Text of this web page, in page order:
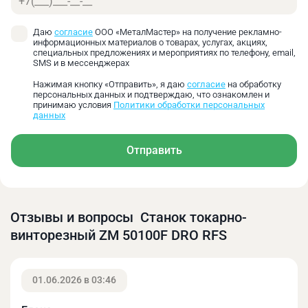
Вылет пиноли задней бабки – 150 мм.
Поперечное смещение составляет ±15 мм
На ходовой винт смонтирован защитный кожух
для защиты от стружки.
Четырехкулачковый патрон диаметром 320 мм с
независимым перемещением кулачков входит в
Каждый станок серии ZM имеет удобную и
понятную таблицу резьб и подач.
неподвижным люнетами. Диапазон подвижного
Даю согласие ООО «МеталМастер» на получение рекламно-
информационных материалов о товарах, услугах, акциях,
специальных предложениях и мероприятиях по телефону, email,
SMS и в мессенджерах
Нажимая кнопку «Отправить», я даю согласие на обработку
персональных данных и подтверждаю, что ознакомлен и
принимаю условия Политики обработки персональных
данных
Отправить
Отзывы и вопросы Станок токарно-
винторезный ZM 50100F DRO RFS
01.06.2026 в 03:46